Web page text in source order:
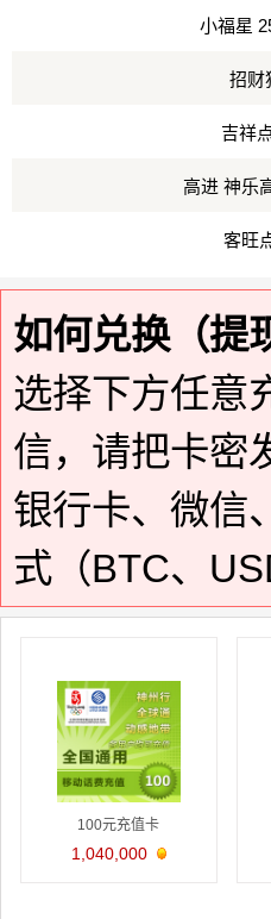
小福星
招财
吉祥
高进 神乐
客旺
如何兑换（提
选择下方任意
信，请把卡密
银行卡、微信
式（BTC、
100元充值卡
1,040,000